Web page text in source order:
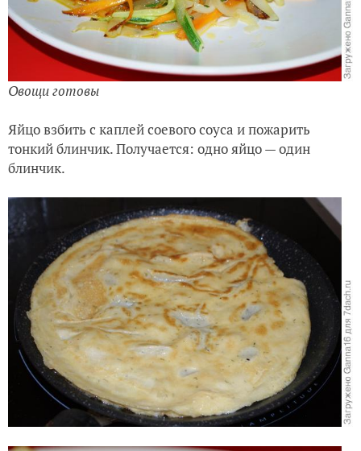
Овощи готовы
Яйцо взбить с каплей соевого соуса и пожарить
тонкий блинчик. Получается: одно яйцо — один
блинчик.